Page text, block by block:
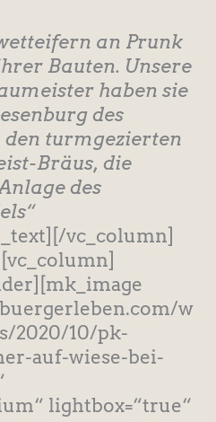
an Prunk
Bauten. Unsere
haben sie
des
turmgezierten
Bräus, die
des
vc_column]
w
2020/10/pk-
auf-wiese-bei-
lightbox=“true“